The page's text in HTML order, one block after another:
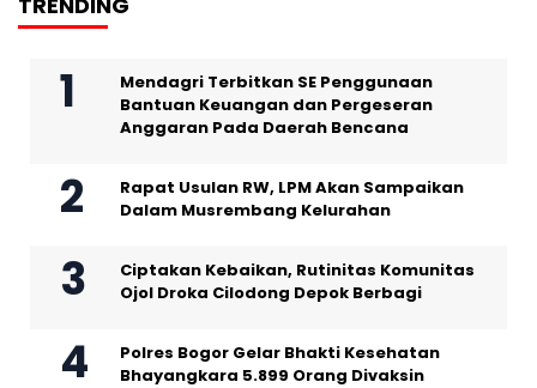
Mendagri Terbitkan SE Penggunaan
Bantuan Keuangan dan Pergeseran
Anggaran Pada Daerah Bencana
Rapat Usulan RW, LPM Akan Sampaikan
Dalam Musrembang Kelurahan
Ciptakan Kebaikan, Rutinitas Komunitas
Ojol Droka Cilodong Depok Berbagi
Polres Bogor Gelar Bhakti Kesehatan
Bhayangkara 5.899 Orang Divaksin